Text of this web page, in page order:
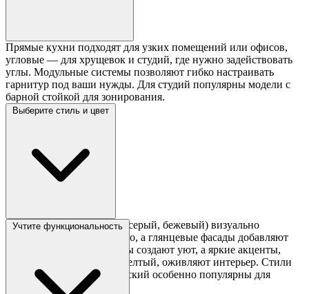
Прямые кухни подходят для узких помещений или офисов,
угловые — для хрущевок и студий, где нужно задействовать
углы. Модульные системы позволяют гибко настраивать
гарнитур под ваши нужды. Для студий популярны модели с
барной стойкой для зонирования.
Выберите стиль и цвет
Светлые оттенки (белый, серый, бежевый) визуально
увеличивают пространство, а глянцевые фасады добавляют
света. Древесные текстуры создают уют, а яркие акценты,
например, зеленый или желтый, оживляют интерьер. Стили
минимализм и скандинавский особенно популярны для
маленьких кухонь.
Учтите функциональность